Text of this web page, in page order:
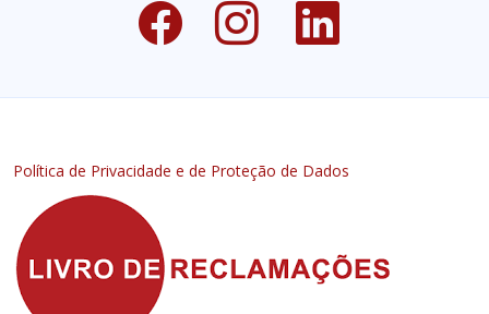
Política de Privacidade e de Proteção de Dados